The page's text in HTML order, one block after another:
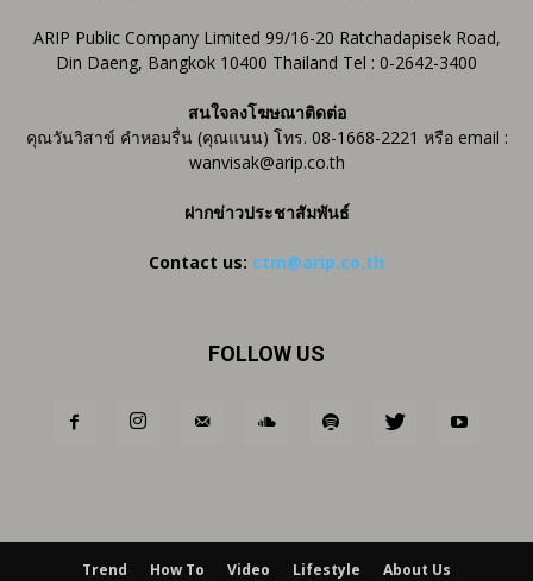
ARIP Public Company Limited 99/16-20 Ratchadapisek Road,
Din Daeng, Bangkok 10400 Thailand Tel : 0-2642-3400
สนใจลงโฆษณาติดต่อ
คุณวันวิสาข์ คำหอมรื่น (คุณแนน) โทร. 08-1668-2221 หรือ email :
wanvisak@arip.co.th
ฝากข่าวประชาสัมพันธ์
Contact us: ctm@arip.co.th
FOLLOW US
Trend How To Video Lifestyle About Us